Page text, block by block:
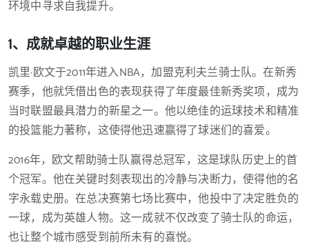
环境中寻求自我提升。
1、成就卓越的职业生涯
凯里·欧文于2011年进入NBA，加盟克利夫兰骑士队。在新秀
赛季，他就凭借出色的表现获得了年度最佳新秀奖项，成为
当时联盟最具潜力的新星之一。他以绝佳的运球技术和精准
的投篮能力著称，这使得他迅速赢得了球迷们的喜爱。
2016年，欧文帮助骑士队赢得总冠军，这是球队历史上的首
个冠军。他在关键时刻表现出的冷静与决断力，使得他的名
字永载史册。在总决赛第七场比赛中，他投中了决定胜负的
一球，成为英雄人物。这一成就不仅改变了骑士队的命运，
也让整个城市感受到前所未有的喜悦。